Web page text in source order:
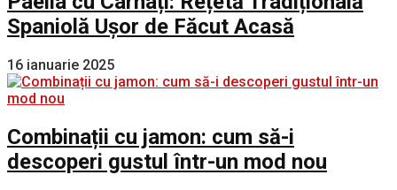
Spaniolă Ușor de Făcut Acasă
16 ianuarie 2025
Combinații cu jamon: cum să-i
descoperi gustul într-un mod nou